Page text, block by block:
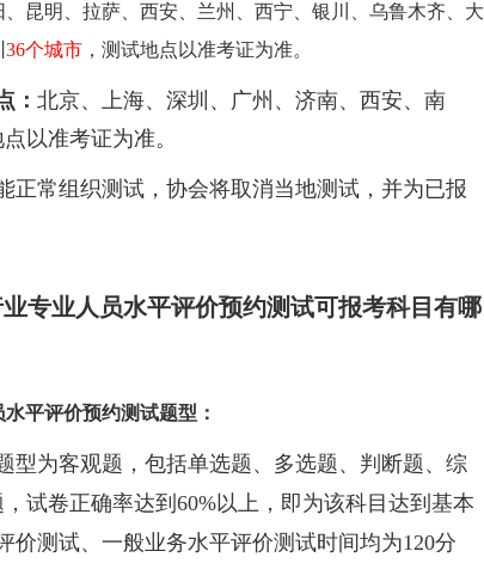
昆明、拉萨、西安、兰州、西宁、银川、乌鲁木齐、大
36个城市 ，测试地点以准考证为准。
： 北京、上海、深圳、广州、济南、西安、南
点以准考证为准。
正常组织测试，协会将取消当地测试，并为已报
业专业人员水平评价预约测试可报考科目有哪
平评价预约测试题型：
型为客观题，包括单选题、多选题、判断题、综
试卷正确率达到60%以上，即为该科目达到基本
价测试、一般业务水平评价测试时间均为120分